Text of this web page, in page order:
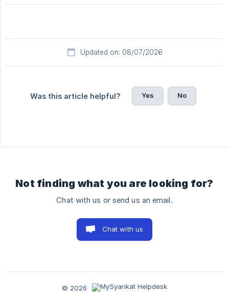
Updated on: 08/07/2026
Was this article helpful? Yes No
Not finding what you are looking for?
Chat with us or send us an email.
Chat with us
© 2026